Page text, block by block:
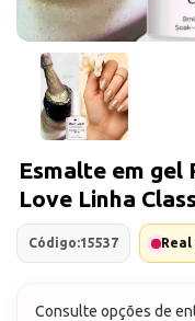
Esmalte em gel
Love Linha
Código:15537
Consulte opções de